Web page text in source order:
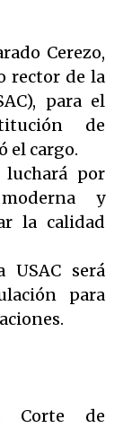
Cerezo,
rector de la
para el
de
el cargo.
luchará por
y
la calidad
será
para
Corte de